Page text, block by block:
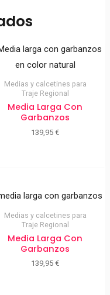
Medias y calcetines para
Traje Regional
Media Larga Con
Garbanzos
139,95€
Medias y calcetines para
Traje Regional
Media Larga Con
Garbanzos
139,95€